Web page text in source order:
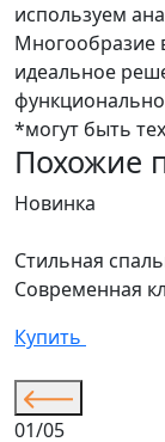
используем
Многообразие
идеальное
*могут быть
Похожие
Новинка
Стильная
Современная
Купить
01/05